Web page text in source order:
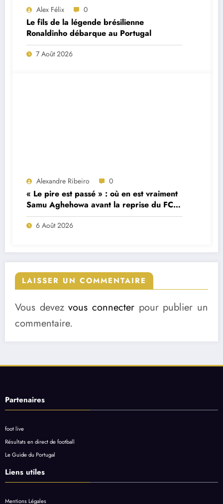
Alex Félix 0
Le fils de la légende brésilienne
Ronaldinho débarque au Portugal
7 Août 2026
Alexandre Ribeiro 0
« Le pire est passé » : où en est vraiment
Samu Aghehowa avant la reprise du FC
Porto ?
6 Août 2026
LAISSER UN COMMENTAIRE
Vous devezvous connecter pour publier un
commentaire.
Partenaires
foot live
Résultats en direct de football
Le Guide du Portugal
Liens utiles
Mentions Légales